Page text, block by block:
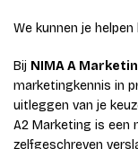
We kunnen je
Bij NIMA A
marketingkennis in
uitleggen van je
A2 Marketing is een
zelfgeschreven